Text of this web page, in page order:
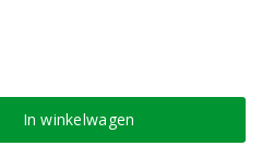
In winkelwagen